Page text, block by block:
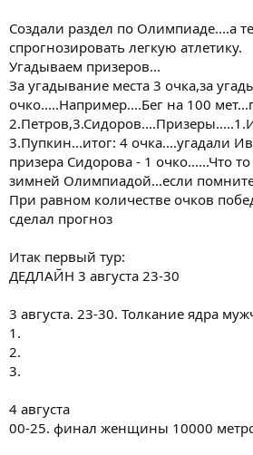
Создали раздел по Олимпиаде....а
спрогнозировать легкую атлетику.
Угадываем призеров...
За угадывание места 3 очка,за
очко.....Например....Бег на 100
3.Пупкин...итог: 4 очка....угадали
призера Сидорова - 1 очко......Что
зимней Олимпиадой...если
При равном количестве очков
сделал прогноз
Итак первый тур:
ДЕДЛАЙН 3 августа 23-30
3 августа. 23-30. Толкание ядра
1.
2.
3.
4 августа
00-25. финал женщины 10000